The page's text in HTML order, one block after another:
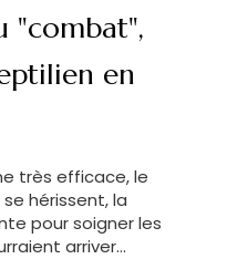
"combat",
en
très efficace, le
hérissent, la
pour soigner les
arriver...